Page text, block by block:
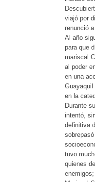
viajó por
renunció
Al año
para que
mariscal
al poder
en una
en la
Durante
intentó,
definitiva
tuvo
quienes